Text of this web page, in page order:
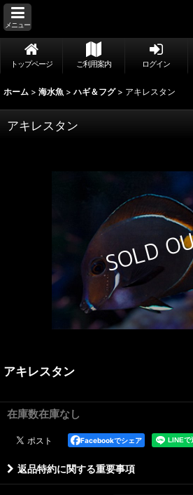
メニュー
トップページ ご利用案内 ログイン
ホーム > 海水魚 > ハギ＆フグ > アキレスタン
アキレスタン
アキレスタン
在庫数在庫なし
Facebookでシェア
返品特約に関する重要事項